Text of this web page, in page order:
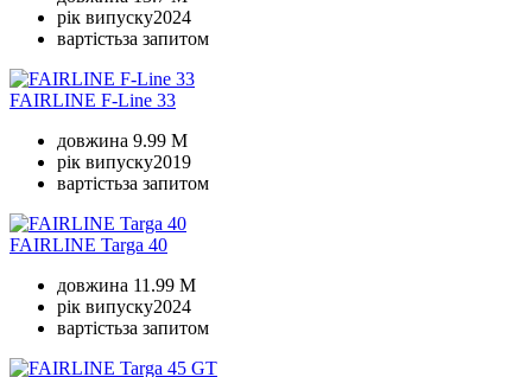
рік випуску2024
вартістьза запитом
FAIRLINE F-Line 33
довжина 9.99 M
рік випуску2019
вартістьза запитом
FAIRLINE Targa 40
довжина 11.99 M
рік випуску2024
вартістьза запитом